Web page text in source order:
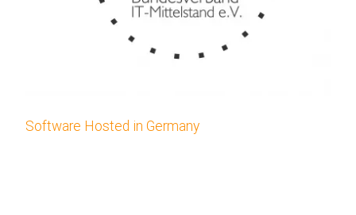
Software Hosted in Germany